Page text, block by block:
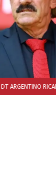
ARGENTINO